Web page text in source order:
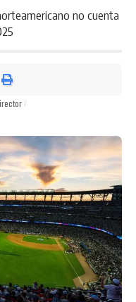
no cuenta